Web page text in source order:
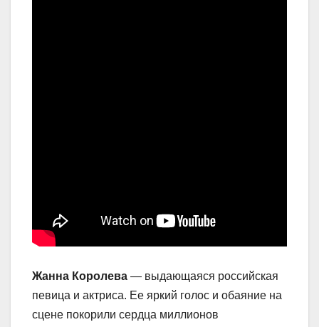
Жанна Королева — выдающаяся российская
певица и актриса. Ее яркий голос и обаяние на
сцене покорили сердца миллионов